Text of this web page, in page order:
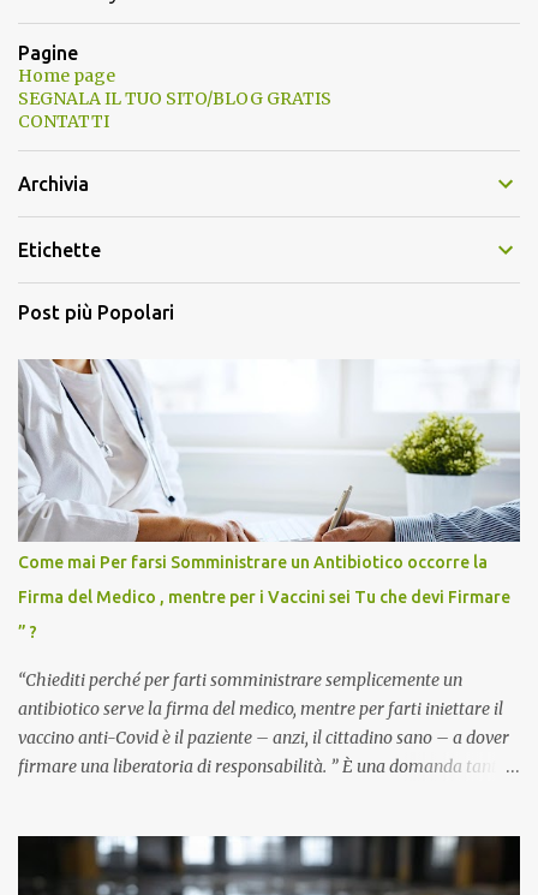
Pagine
Home page
SEGNALA IL TUO SITO/BLOG GRATIS
CONTATTI
Archivia
Etichette
Post più Popolari
Come mai Per farsi Somministrare un Antibiotico occorre la
Firma del Medico , mentre per i Vaccini sei Tu che devi Firmare
” ?
“Chiediti perché per farti somministrare semplicemente un
antibiotico serve la firma del medico, mentre per farti iniettare il
vaccino anti-Covid è il paziente – anzi, il cittadino sano – a dover
firmare una liberatoria di responsabilità. ” È una domanda tanto
pandemia. Un interrogativo che dovrebbe scuotere chiunque abbia
ancora il coraggio di pensare con la propria testa. Per il vaccino